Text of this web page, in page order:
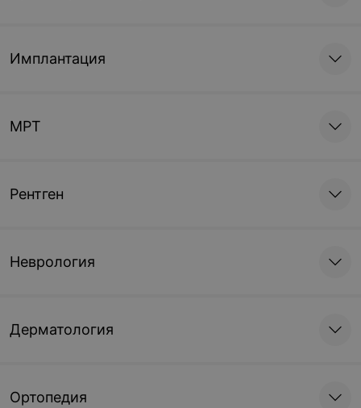
Имплантация
МРТ
Рентген
Неврология
Дерматология
Ортопедия